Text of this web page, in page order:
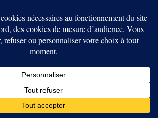
utilisateur :une adresse n’est
:les portefeuilles d’un
pas tous publics.